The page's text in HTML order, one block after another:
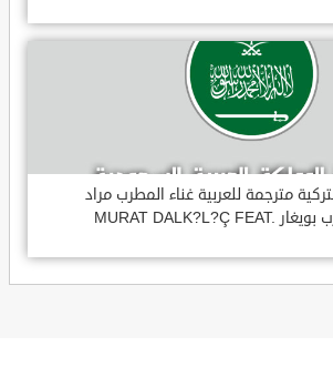
مترجمة للعربية غناء المطرب مراد
دالكليليتش و المطرب بويغار MURAT DALK?L?Ç FEAT.